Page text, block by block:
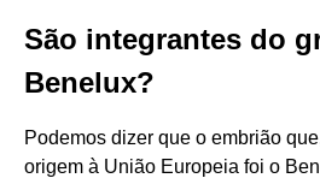
São integrantes do
Benelux?
Podemos dizer que o embrião
origem à União Europeia foi o